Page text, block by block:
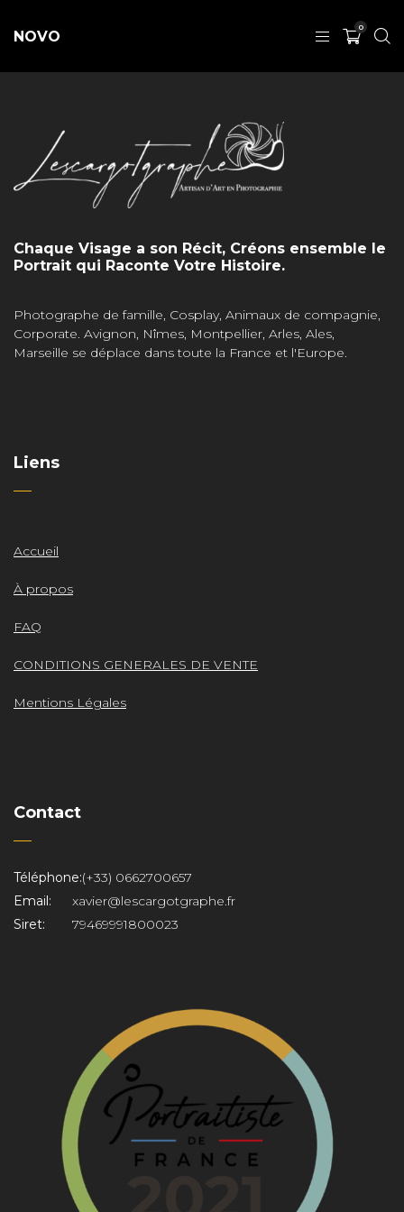
NOVO
0
Chaque Visage a son Récit, Créons ensemble le
Portrait qui Raconte Votre Histoire.
Photographe de famille, Cosplay, Animaux de compagnie,
Corporate. Avignon, Nîmes, Montpellier, Arles, Ales,
Marseille se déplace dans toute la France et l'Europe.
Liens
Accueil
À propos
FAQ
CONDITIONS GENERALES DE VENTE
Mentions Légales
Contact
Téléphone:(+33) 0662700657
Email:
xavier@lescargotgraphe.fr
Siret:
79469991800023